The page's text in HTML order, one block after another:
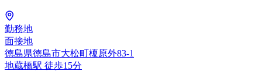
勤務地
面接地
徳島県徳島市大松町榎原外83-1
地蔵橋駅 徒歩15分